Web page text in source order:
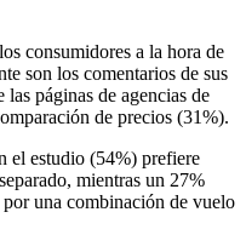
consumidores a la hora de
son los comentarios de sus
páginas de agencias de
de precios (31%).
el estudio (54%) prefiere
mientras un 27%
una combinación de vuelo